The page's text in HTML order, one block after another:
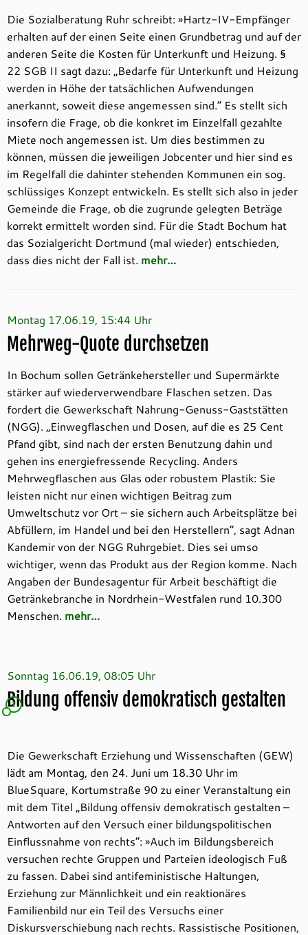
Die Sozialberatung Ruhr schreibt: »Hartz-IV-Empfänger
erhalten auf der einen Seite einen Grundbetrag und auf der
anderen Seite die Kosten für Unterkunft und Heizung. §
22 SGB II sagt dazu: „Bedarfe für Unterkunft und Heizung
werden in Höhe der tatsächlichen Aufwendungen
anerkannt, soweit diese angemessen sind.“ Es stellt sich
insofern die Frage, ob die konkret im Einzelfall gezahlte
Miete noch angemessen ist. Um dies bestimmen zu
können, müssen die jeweiligen Jobcenter und hier sind es
im Regelfall die dahinter stehenden Kommunen ein sog.
schlüssiges Konzept entwickeln. Es stellt sich also in jeder
Gemeinde die Frage, ob die zugrunde gelegten Beträge
korrekt ermittelt worden sind. Für die Stadt Bochum hat
das Sozialgericht Dortmund (mal wieder) entschieden,
dass dies nicht der Fall ist. mehr…
Montag 17.06.19, 15:44 Uhr
Mehrweg-Quote durchsetzen
In Bochum sollen Getränkehersteller und Supermärkte
stärker auf wiederverwendbare Flaschen setzen. Das
fordert die Gewerkschaft Nahrung-Genuss-Gaststätten
(NGG). „Einwegflaschen und Dosen, auf die es 25 Cent
Pfand gibt, sind nach der ersten Benutzung dahin und
gehen ins energiefressende Recycling. Anders
Mehrwegflaschen aus Glas oder robustem Plastik: Sie
leisten nicht nur einen wichtigen Beitrag zum
Umweltschutz vor Ort – sie sichern auch Arbeitsplätze bei
Abfüllern, im Handel und bei den Herstellern“, sagt Adnan
Kandemir von der NGG Ruhrgebiet. Dies sei umso
wichtiger, wenn das Produkt aus der Region komme. Nach
Angaben der Bundesagentur für Arbeit beschäftigt die
Getränkebranche in Nordrhein-Westfalen rund 10.300
Menschen. mehr…
Sonntag 16.06.19, 08:05 Uhr
Bildung offensiv demokratisch gestalten
1
Die Gewerkschaft Erziehung und Wissenschaften (GEW)
lädt am Montag, den 24. Juni um 18.30 Uhr im
BlueSquare, Kortumstraße 90 zu einer Veranstaltung ein
mit dem Titel „Bildung offensiv demokratisch gestalten –
Antworten auf den Versuch einer bildungspolitischen
Einflussnahme von rechts“: »Auch im Bildungsbereich
versuchen rechte Gruppen und Parteien ideologisch Fuß
zu fassen. Dabei sind antifeministische Haltungen,
Erziehung zur Männlichkeit und ein reaktionäres
Familienbild nur ein Teil des Versuchs einer
Diskursverschiebung nach rechts. Rassistische Positionen,